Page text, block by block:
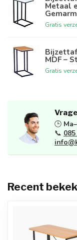
Metaal
Gratis
MDF –
Gratis
🕒
📞
Recent